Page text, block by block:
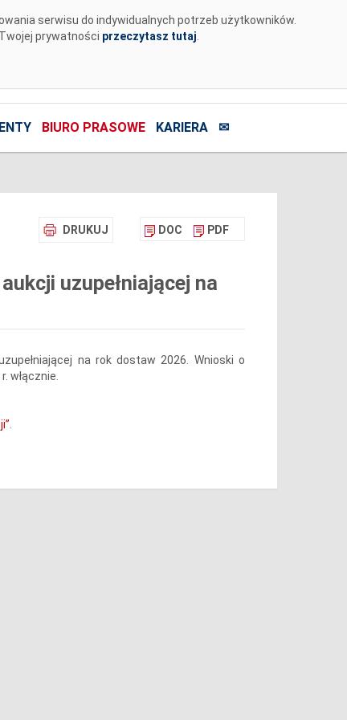
serwisu do indywidualnych potrzeb użytkowników.
prywatności przeczytasz tutaj
BIURO PRASOWE KARIERA ✉
DRUKUJ DOC PDF
uzupełniającej na
na rok dostaw 2026. Wnioski o
włącznie.